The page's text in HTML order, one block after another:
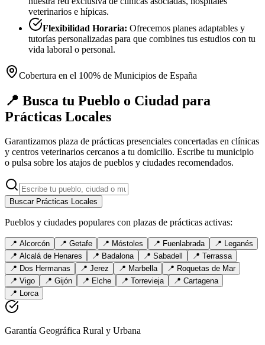
veterinarios e hípicas.
Flexibilidad Horaria: Ofrecemos planes adaptables y
tutorías personalizadas para que combines tus estudios con tu
vida laboral o personal.
Cobertura en el 100% de Municipios de España
📍 Busca tu Pueblo o Ciudad para
Prácticas Locales
Garantizamos plaza de prácticas presenciales concertadas en clínicas
y centros veterinarios cercanos a tu domicilio. Escribe tu municipio
o pulsa sobre los atajos de pueblos y ciudades recomendados.
Buscar Prácticas Locales
Pueblos y ciudades populares con plazas de prácticas activas:
📍 Alcorcón 📍 Getafe 📍 Móstoles 📍 Fuenlabrada 📍 Leganés
📍 Alcalá de Henares 📍 Badalona 📍 Sabadell 📍 Terrassa
📍 Dos Hermanas 📍 Jerez 📍 Marbella 📍 Roquetas de Mar
📍 Vigo 📍 Gijón 📍 Elche 📍 Torrevieja 📍 Cartagena
📍 Lorca
Garantía Geográfica Rural y Urbana